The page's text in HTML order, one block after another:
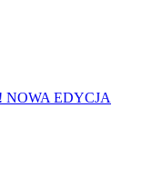
NOWA EDYCJA